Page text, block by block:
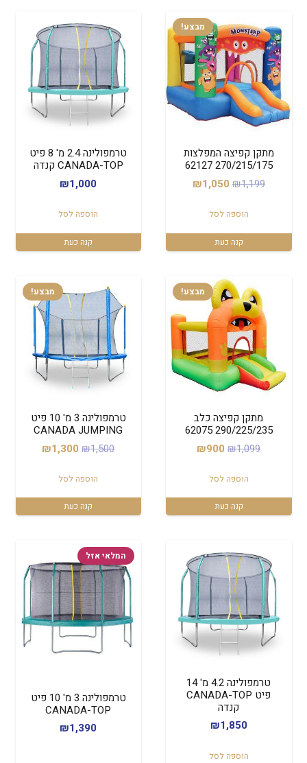
מבצע!
מתקן קפיצה המפלצות
270/215/175 62127
₪1,199
המחיר
היה:
₪1,199.
₪1,050
₪1,050.
הוספה לסל
קנה כעת
טרמפולינה 2.4 מ' 8 פיט
CANADA-TOP קנדה
₪1,000
הוספה לסל
קנה כעת
מבצע!
מתקן קפיצה כלב
290/225/235 62075
₪1,099
המחיר
היה:
₪1,099.
₪900
המחיר
₪900.
הוספה לסל
קנה כעת
מבצע!
טרמפולינה 3 מ' 10 פיט
CANADA JUMPING
₪1,500
המחיר
היה:
₪1,500.
₪1,300
המחיר
₪1,300.
הוספה לסל
קנה כעת
טרמפולינה 4.2 מ' 14
פיט CANADA-TOP
קנדה
₪1,850
הוספה לסל
המלאי אזל
טרמפולינה 3 מ' 10 פיט
CANADA-TOP
₪1,390